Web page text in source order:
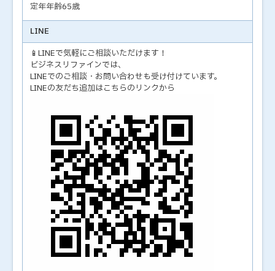
定年年齢65歳
LINE
📱LINEで気軽にご相談いただけます！
ビジネスリファインでは、
LINEでのご相談・お問い合わせも受け付けています。
LINEの友だち追加はこちらのリンクから